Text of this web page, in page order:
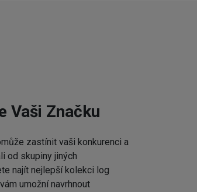
Vaši Značku
zastínit vaši konkurenci a
od skupiny jiných
najít nejlepší kolekci log
umožní navrhnout